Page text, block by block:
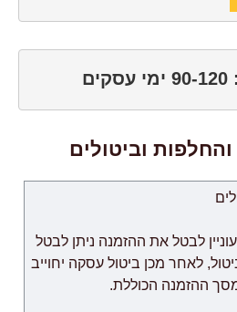
וביטולים
לבטל את ההזמנה ניתן לבטל
ביטול, לאחר מכן ביטול עסקה יחוייב